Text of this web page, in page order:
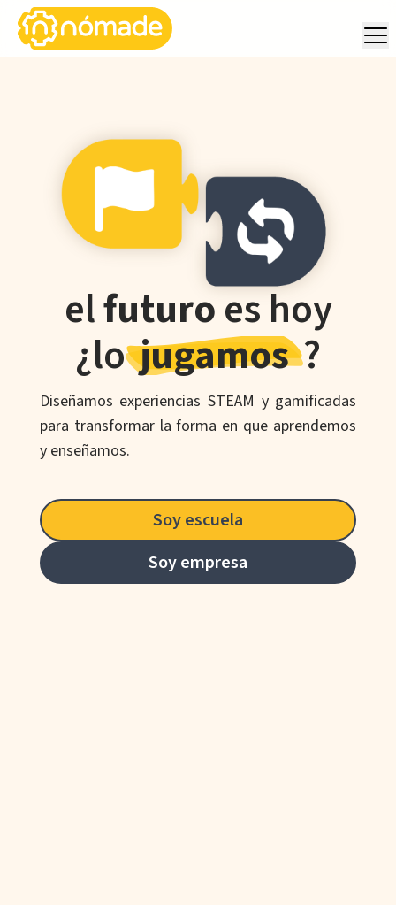
elfuturoes hoy
¿lo jugamos ?
Diseñamos experiencias STEAM y gamificadas
para transformar la forma en que aprendemos
y enseñamos.
Soy escuela
Soy empresa